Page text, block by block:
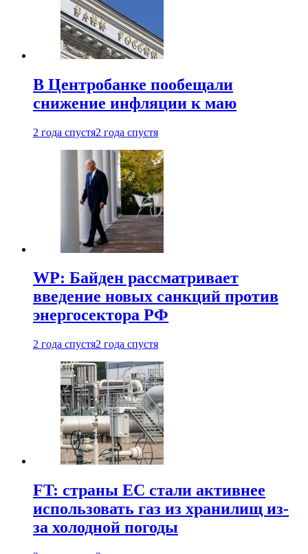
В Центробанке пообещали
снижение инфляции к маю
2 года спустя2 года спустя
WP: Байден рассматривает
введение новых санкций против
энергосектора РФ
2 года спустя2 года спустя
FT: страны ЕС стали активнее
использовать газ из хранилищ из-
за холодной погоды